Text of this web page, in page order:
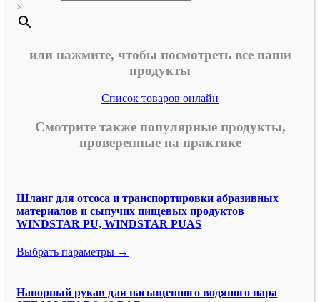
×
или нажмите, чтобы посмотреть все наши
продукты
Список товаров онлайн
Смотрите также популярные продукты,
проверенные на практике
Шланг для отсоса и транспортировки абразивных
материалов и сыпучих пищевых продуктов
WINDSTAR PU, WINDSTAR PUAS
Выбрать параметры →
Напорный рукав для насыщенного водяного пара